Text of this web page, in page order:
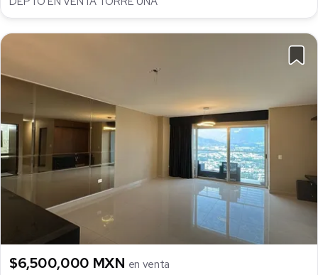
$6,500,000 MXN en venta